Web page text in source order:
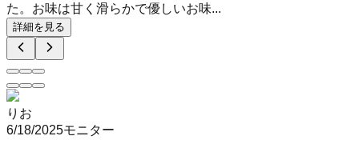
た。お味は甘く滑らかで優しいお味...
詳細を見る
りお
6/18/2025モニター